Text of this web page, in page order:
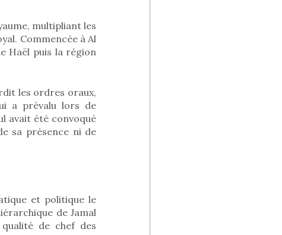
multipliant les
Commencée à Al
Haël puis la région
les ordres oraux,
a prévalu lors de
avait été convoqué
sa présence ni de
et politique le
de Jamal
qualité de chef des